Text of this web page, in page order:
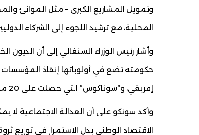
وتمويل المشاريع الكبرى – مثل الموانئ
المحلية، مع ترشيد اللجوء إلى الشركاء
وأشار رئيس الوزراء السنغالي إلى أن
إفريقي، و“سوناكوس” التي حصلت على 20 مليارا.
وأكد سونكو على أن العدالة الاجتماعية لا
الاقتصاد الوطني بدل الاستمرار في توزيع